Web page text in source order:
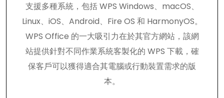
支援多種系統，包括 WPS Windows、macOS、
Linux、iOS、Android、Fire OS 和 HarmonyOS。
WPS Office 的一大吸引力在於其官方網站，該網
站提供針對不同作業系統客製化的 WPS 下載，確
保客戶可以獲得適合其電腦或行動裝置需求的版
本。